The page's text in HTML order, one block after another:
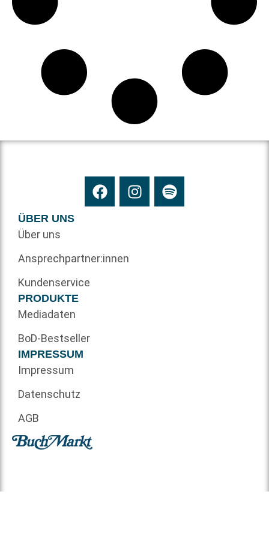
ÜBER UNS
Über uns
Ansprechpartner:innen
Kundenservice
PRODUKTE
Mediadaten
BoD-Bestseller
IMPRESSUM
Impressum
Datenschutz
AGB